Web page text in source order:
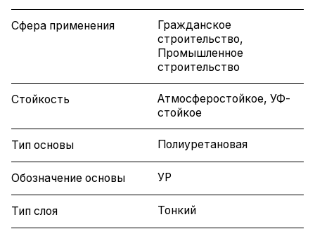
Сфера применения
Гражданское
строительство,
Промышленное
строительство
Стойкость
Атмосферостойкое, УФ-
стойкое
Тип основы Полиуретановая
Обозначение основы УР
Тип слоя Тонкий